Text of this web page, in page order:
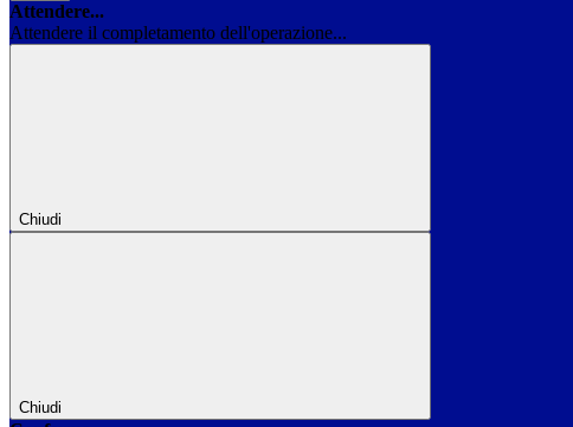
Attendere...
Attendere il completamento dell'operazione...
Chiudi
Chiudi